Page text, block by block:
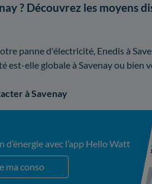
? Découvrez les moyens
panne d'électricité, Enedis à
est-elle globale à Savenay ou
à Savenay
avec l’app Hello Watt
ma conso